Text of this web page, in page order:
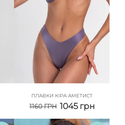
ПЛАВКИ КІРА АМЕТИСТ
1160ГРН 1045 грн